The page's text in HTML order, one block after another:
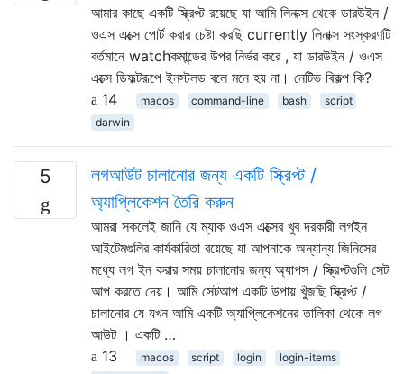
আমার কাছে একটি স্ক্রিপ্ট রয়েছে যা আমি লিনাক্স থেকে ডারউইন /
ওএস এক্সে পোর্ট করার চেষ্টা করছি currently লিনাক্স সংস্করণটি
বর্তমানে watchকমান্ডের উপর নির্ভর করে , যা ডারউইন / ওএস
এক্সে ডিফল্টরূপে ইনস্টলড বলে মনে হয় না। নেটিভ বিকল্প কি?
14
macos command-line bash
script
darwin
5
লগআউট চালানোর জন্য একটি স্ক্রিপ্ট /
অ্যাপ্লিকেশন তৈরি করুন
আমরা সকলেই জানি যে ম্যাক ওএস এক্সের খুব দরকারী লগইন
আইটেমগুলির কার্যকারিতা রয়েছে যা আপনাকে অন্যান্য জিনিসের
মধ্যে লগ ইন করার সময় চালানোর জন্য অ্যাপস / স্ক্রিপ্টগুলি সেট
আপ করতে দেয়। আমি সেটআপ একটি উপায় খুঁজছি স্ক্রিপ্ট /
চালানোর যে যখন আমি একটি অ্যাপ্লিকেশনের তালিকা থেকে লগ
আউট । একটি …
13
macos script login
login-items